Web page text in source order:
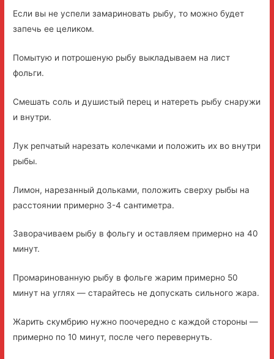
Если вы не успели замариновать рыбу, то можно будет
запечь ее целиком.
Помытую и потрошеную рыбу выкладываем на лист
фольги.
Смешать соль и душистый перец и натереть рыбу снаружи
и внутри.
Лук репчатый нарезать колечками и положить их во внутри
рыбы.
Лимон, нарезанный дольками, положить сверху рыбы на
расстоянии примерно 3-4 сантиметра.
Заворачиваем рыбу в фольгу и оставляем примерно на 40
минут.
Промаринованную рыбу в фольге жарим примерно 50
минут на углях — старайтесь не допускать сильного жара.
Жарить скумбрию нужно поочередно с каждой стороны —
примерно по 10 минут, после чего перевернуть.